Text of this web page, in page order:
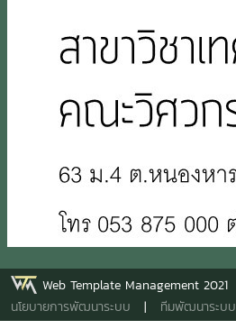
Web Template Management 2021
นโยบายการพัฒนาระบบ | ทีมพัฒนาระบบ